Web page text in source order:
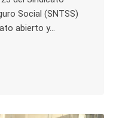
Social (SNTSS)
abierto y…